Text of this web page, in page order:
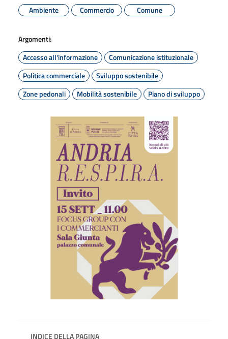
Ambiente
Commercio Comune
Argomenti:
Accesso all'informazione
Comunicazione istituzionale
Politica commerciale
Sviluppo sostenibile
Zone pedonali
Mobilità sostenibile Piano di sviluppo
INDICE DELLA PAGINA